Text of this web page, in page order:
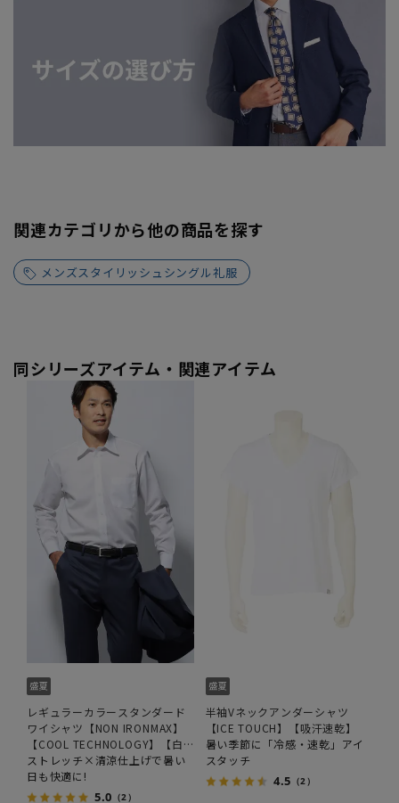
関連カテゴリから他の商品を探す
メンズスタイリッシュシングル礼服
同シリーズアイテム・関連アイテム
レギュラーカラースタンダード
ワイシャツ【NON IRONMAX】
【COOL TECHNOLOGY】【白
無地】
ストレッチ×清涼仕上げで暑い
日も快適に!
5.0 （2）
半袖Vネックアンダーシャツ
【ICE TOUCH】【吸汗速乾】
暑い季節に「冷感・速乾」アイ
スタッチ
4.5 （2）